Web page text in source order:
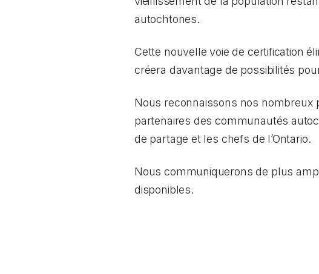
autochtones.
Cette nouvelle voie de certification
créera davantage de possibilités
Nous reconnaissons nos nombreux
partenaires des communautés
de partage et les chefs de l’Ontario.
Nous communiquerons de plus
disponibles.